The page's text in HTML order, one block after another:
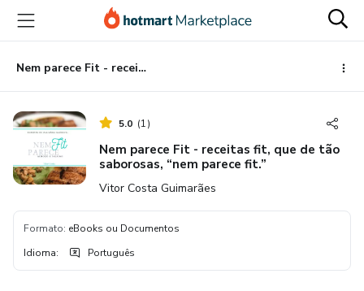
para
conteúdo
principal
para
pagamento
para
rodapé
Nem parece Fit - receitas fit, que de tão saborosas, “nem parece fit.”
5.0 (1)
Nem parece Fit - receitas fit, que de tão
saborosas, “nem parece fit.”
Vitor Costa Guimarães
Formato: eBooks ou Documentos
Idioma: Português